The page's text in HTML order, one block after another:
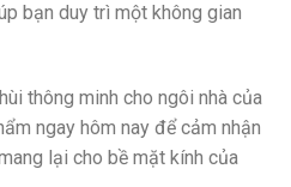
bạn duy trì một không gian
thông minh cho ngôi nhà của
ngay hôm nay để cảm nhận
lại cho bề mặt kính của